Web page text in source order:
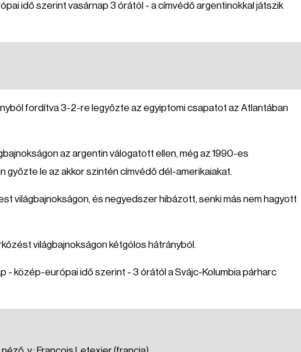
idő szerint vasárnap 3 órától - a címvédő argentinokkal játszik
fordítva 3-2-re legyőzte az egyiptomi csapatot az Atlantában
az argentin válogatott ellen, még az 1990-es
le az akkor szintén címvédő dél-amerikaiakat.
világbajnokságon, és negyedszer hibázott, senki más nem hagyott
világbajnokságon kétgólos hátrányból.
- közép-európai idő szerint - 3 órától a Svájc-Kolumbia párharc